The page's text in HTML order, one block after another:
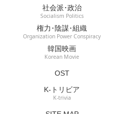
社会派･政治
Socialism Politics
権力･陰謀･組織
Organization Power Conspiracy
韓国映画
Korean Movie
OST
K-トリビア
K-trivia